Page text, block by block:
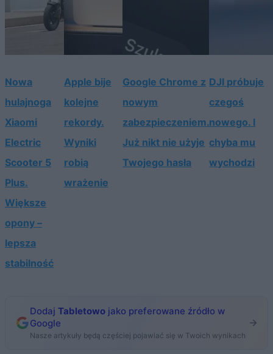
Nowa
hulajnoga
Xiaomi
Electric
Scooter 5
Plus.
Większe
opony –
lepsza
stabilność
Apple bije
kolejne
rekordy.
Wyniki
robią
wrażenie
Google Chrome z
nowym
zabezpieczeniem.
Już nikt nie użyje
Twojego hasła
DJI próbuje
czegoś
nowego. I
chyba mu
wychodzi
Dodaj Tabletowo jako preferowane źródło w
Google
Nasze artykuły będą częściej pojawiać się w Twoich wynikach